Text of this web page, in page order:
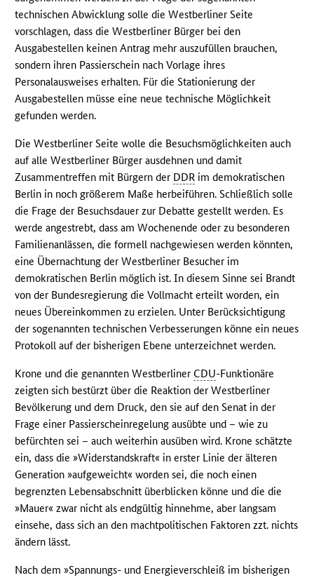
technischen Abwicklung solle die Westberliner Seite
vorschlagen, dass die Westberliner Bürger bei den
Ausgabestellen keinen Antrag mehr auszufüllen brauchen,
sondern ihren Passierschein nach Vorlage ihres
Personalausweises erhalten. Für die Stationierung der
Ausgabestellen müsse eine neue technische Möglichkeit
gefunden werden.
Die Westberliner Seite wolle die Besuchsmöglichkeiten auch
auf alle Westberliner Bürger ausdehnen und damit
Zusammentreffen mit Bürgern der DDR im demokratischen
Berlin in noch größerem Maße herbeiführen. Schließlich solle
die Frage der Besuchsdauer zur Debatte gestellt werden. Es
werde angestrebt, dass am Wochenende oder zu besonderen
Familienanlässen, die formell nachgewiesen werden könnten,
eine Übernachtung der Westberliner Besucher im
demokratischen Berlin möglich ist. In diesem Sinne sei Brandt
von der Bundesregierung die Vollmacht erteilt worden, ein
neues Übereinkommen zu erzielen. Unter Berücksichtigung
der sogenannten technischen Verbesserungen könne ein neues
Protokoll auf der bisherigen Ebene unterzeichnet werden.
Krone und die genannten Westberliner CDU-Funktionäre
zeigten sich bestürzt über die Reaktion der Westberliner
Bevölkerung und dem Druck, den sie auf den Senat in der
Frage einer Passierscheinregelung ausübte und – wie zu
befürchten sei – auch weiterhin ausüben wird. Krone schätzte
ein, dass die »Widerstandskraft« in erster Linie der älteren
Generation »aufgeweicht« worden sei, die noch einen
begrenzten Lebensabschnitt überblicken könne und die die
»Mauer« zwar nicht als endgültig hinnehme, aber langsam
einsehe, dass sich an den machtpolitischen Faktoren zzt. nichts
ändern lässt.
Nach dem »Spannungs- und Energieverschleiß im bisherigen